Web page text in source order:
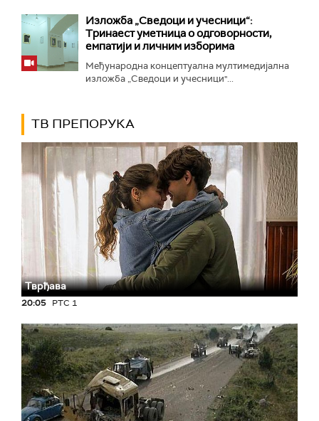
Изложба „Сведоци и учесници“:
Тринаест уметница о одговорности,
емпатији и личним изборима
Међународна концептуална мултимедијална
изложба „Сведоци и учесници"...
ТВ ПРЕПОРУКА
Тврђава
20:05 РТС 1